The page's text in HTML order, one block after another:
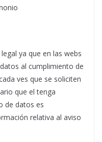
ya que en las webs
al cumplimiento de
ves que se soliciten
que el tenga
de datos es
relativa al aviso